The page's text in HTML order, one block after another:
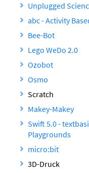
Unplugged
abc - Activity
Bee-Bot
Lego WeDo 2.0
Ozobot
Osmo
Scratch
Makey-Makey
Swift 5.0 -
Playgrounds
micro:bit
3D-Druck